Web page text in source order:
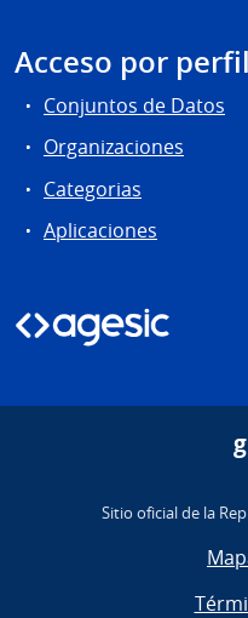
Acceso por
Conjuntos de Datos
Organizaciones
Categorias
Aplicaciones
Sitio oficial de la